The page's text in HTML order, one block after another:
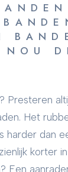
? Presteren
Het
harder dan
korter
? Een